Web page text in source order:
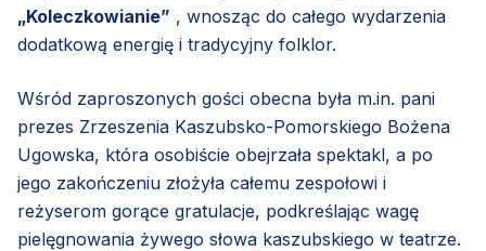
„Koleczkowianie” , wnosząc do całego wydarzenia
dodatkową energię i tradycyjny folklor.
Wśród zaproszonych gości obecna była m.in. pani
prezes Zrzeszenia Kaszubsko-Pomorskiego Bożena
Ugowska, która osobiście obejrzała spektakl, a po
jego zakończeniu złożyła całemu zespołowi i
reżyserom gorące gratulacje, podkreślając wagę
pielęgnowania żywego słowa kaszubskiego w teatrze.